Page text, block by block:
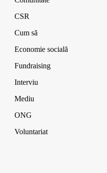
n
o
)
n
CSR
Cum să
Economie socială
Fundraising
Interviu
Mediu
ONG
Voluntariat